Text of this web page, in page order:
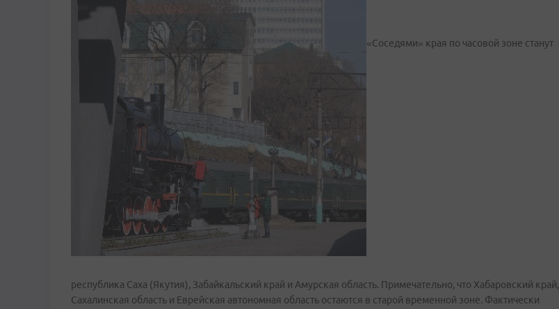
«Соседями» края по часовой зоне станут
республика Саха (Якутия), Забайкальский край и Амурская область. Примечательно, что Хабаровский край,
Сахалинская область и Еврейская автономная область остаются в старой временной зоне. Фактически